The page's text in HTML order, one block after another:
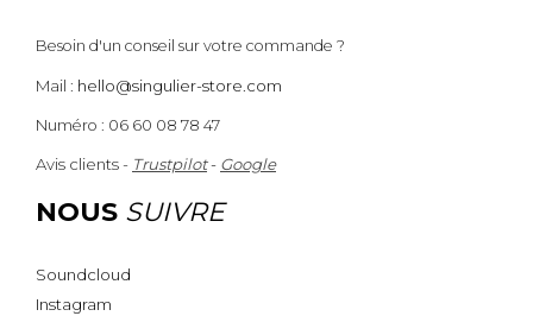
Besoin d'un conseil sur votre commande ?
Mail : hello@singulier-store.com
Numéro : 06 60 08 78 47
Avis clients - Trustpilot- Google
NOUS SUIVRE
Soundcloud
Instagram